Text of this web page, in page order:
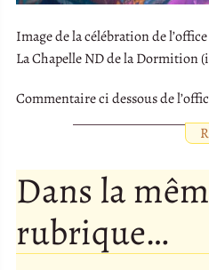
Image de la célébration de
La Chapelle ND de la Dormition
Commentaire ci dessous de
Dans la
rubrique…